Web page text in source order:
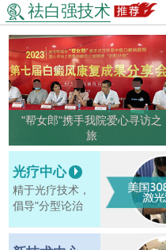
祛白强技术
"帮女郎"携手我院爱心寻访之
旅
光疗中心
精于光疗技术，
倡导"分型论治